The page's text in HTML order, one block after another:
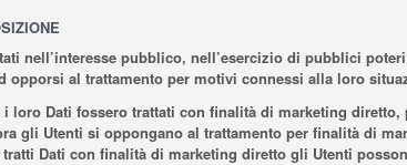
nell’interesse pubblico, nell’esercizio di pubblici
opporsi al trattamento per motivi connessi alla loro
loro Dati fossero trattati con finalità di marketing
gli Utenti si oppongano al trattamento per finalità di
Dati con finalità di marketing diretto gli Utenti